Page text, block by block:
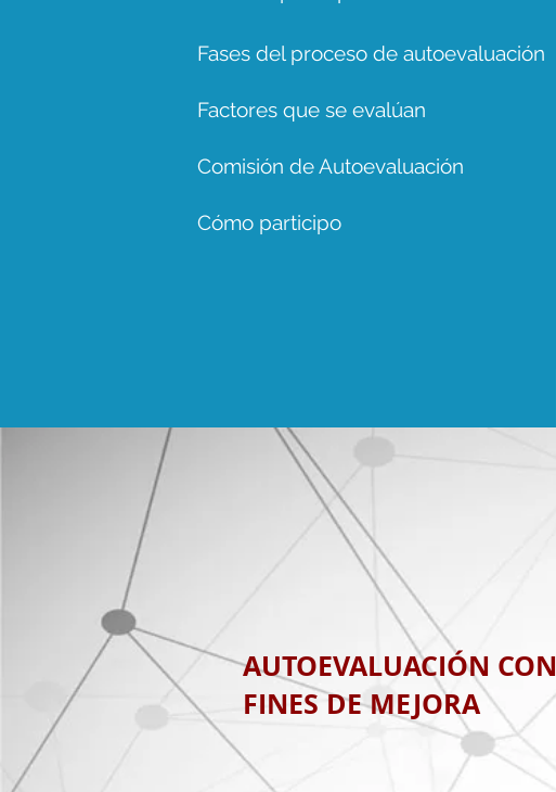
Fases del proceso de autoevaluación
Factores que se evalúan
Comisión de Autoevaluación
Cómo participo
AUTOEVALUACIÓN CON
FINES DE MEJORA